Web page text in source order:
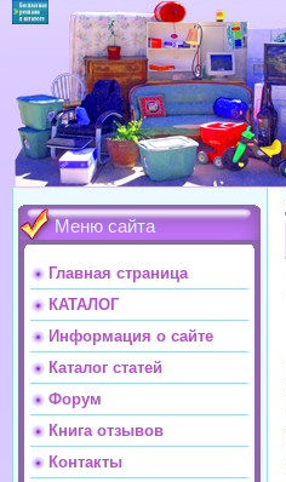
Меню сайта
Главная страница
КАТАЛОГ
Информация о сайте
Каталог статей
Форум
Книга отзывов
Контакты